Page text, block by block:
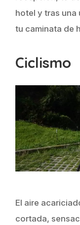
hotel y tras una
tu caminata de
Ciclismo
El aire
cortada,